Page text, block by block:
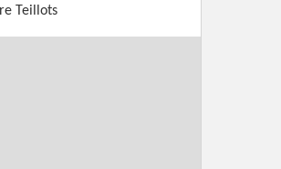
Teillots